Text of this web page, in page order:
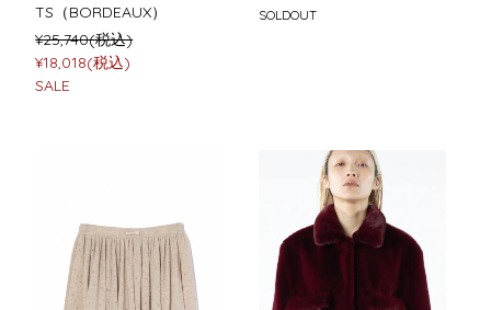
TS（BORDEAUX）
¥25,740(税込)
¥18,018(税込)
SALE
SOLDOUT